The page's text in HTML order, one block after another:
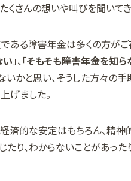
さんの想いや叫びを聞いてき
る障害年金は多くの方がご
い 」、「そもそも障害年金を知ら
いかと思い、そうした方々の
げました。
的な安定はもちろん、精神
り、わからないことがあった